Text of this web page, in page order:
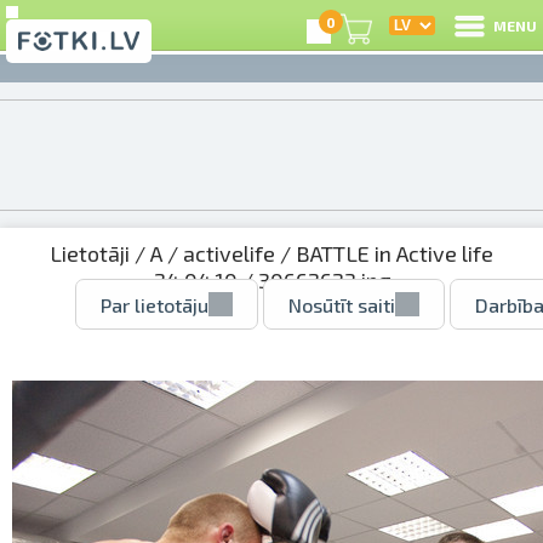
0 MENU
Lietotāji /A / activelife / BATTLE in Active life
24.04.10/ 30662623.jpg
Par lietotāju Nosūtīt saiti